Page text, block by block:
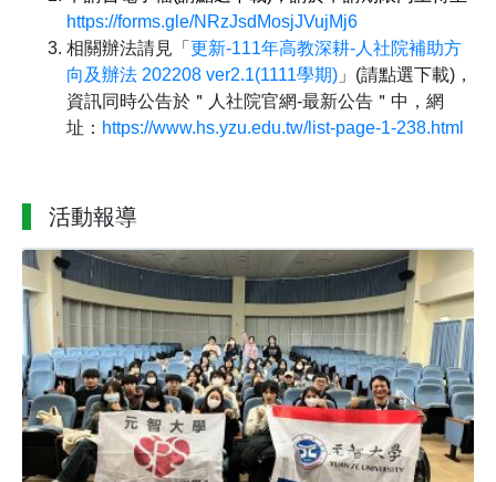
https://forms.gle/NRzJsdMosjJVujMj6
相關辦法請見「 更新-111年高教深耕-人社院補助方
向及辦法 202208 ver2.1(1111學期) 」(請點選下載)，
資訊同時公告於＂人社院官網-最新公告＂中，網
址： https://www.hs.yzu.edu.tw/list-page-1-238.html
活動報導